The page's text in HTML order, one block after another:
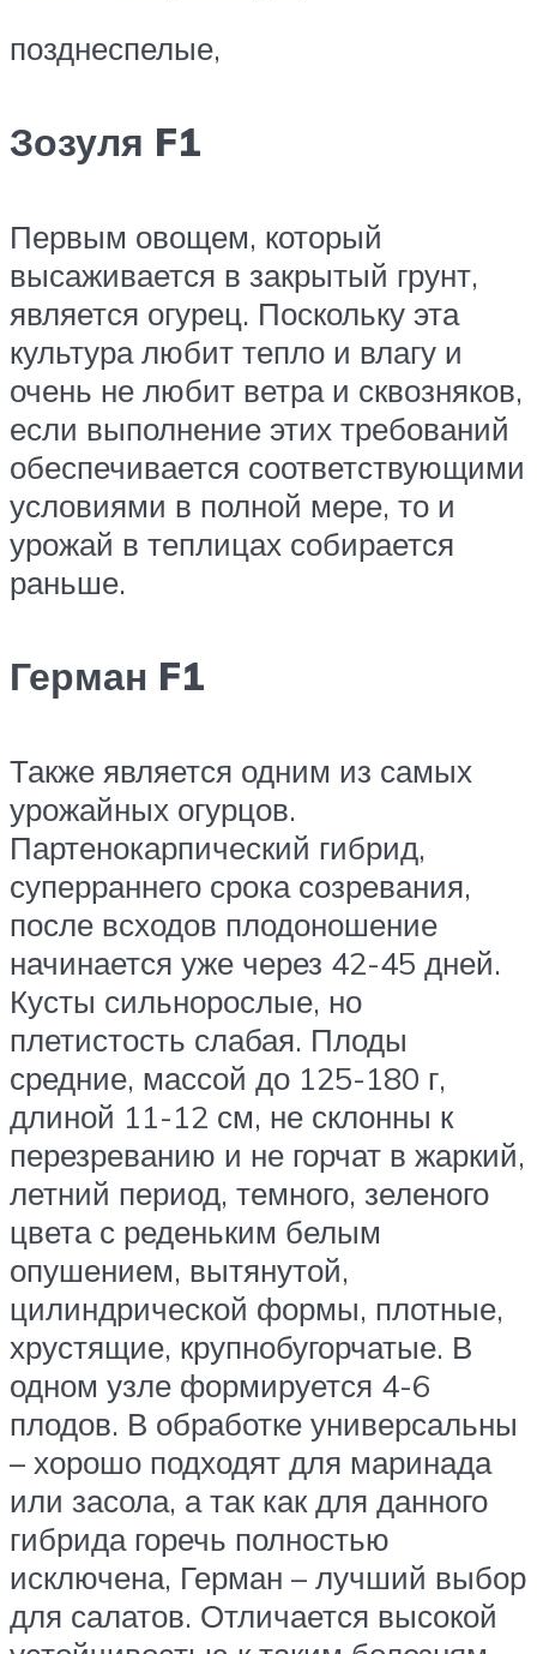
​позднеспелые,​
Зозуля F1
​Первым овощем, который
высаживается в закрытый грунт,
является огурец. Поскольку эта
культура любит тепло и влагу и
очень не любит ветра и сквозняков,
если выполнение этих требований
обеспечивается соответствующими
условиями в полной мере, то и
урожай в теплицах собирается
раньше.​
Герман F1
​Также является одним из самых
урожайных огурцов.
Партенокарпический гибрид,
суперраннего срока созревания,
после всходов плодоношение
начинается уже через 42-45 дней.
Кусты сильнорослые, но
плетистость слабая. Плоды
средние, массой до 125-180 г,
длиной 11-12 см, не склонны к
перезреванию и не горчат в жаркий,
летний период, темного, зеленого
цвета с реденьким белым
опушением, вытянутой,
цилиндрической формы, плотные,
хрустящие, крупнобугорчатые. В
одном узле формируется 4-6
плодов. В обработке универсальны
– хорошо подходят для маринада
или засола, а так как для данного
гибрида горечь полностью
исключена, Герман – лучший выбор
для салатов. Отличается высокой